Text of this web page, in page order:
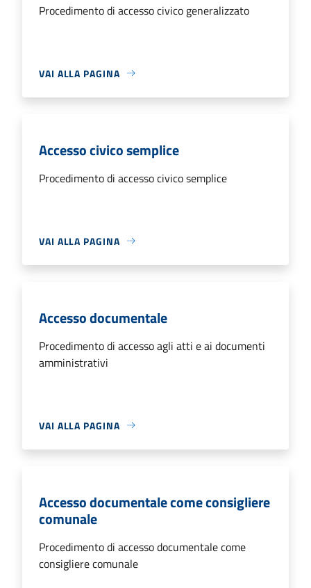
Procedimento di accesso civico generalizzato
VAI ALLA PAGINA
Accesso civico semplice
Procedimento di accesso civico semplice
VAI ALLA PAGINA
Accesso documentale
Procedimento di accesso agli atti e ai documenti
amministrativi
VAI ALLA PAGINA
Accesso documentale come consigliere
comunale
Procedimento di accesso documentale come
consigliere comunale